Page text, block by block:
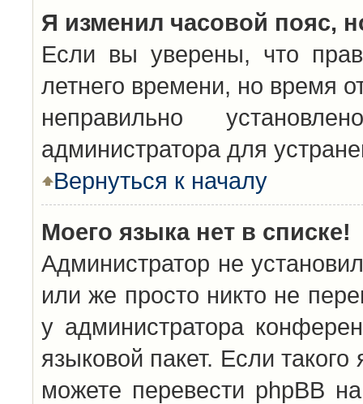
Я изменил часовой пояс,
Если вы уверены, что
летнего времени, но время
неправильно
администратора для
Вернуться к началу
Моего языка нет в списке!
Администратор не
или же просто никто не
у администратора
языковой пакет. Если
можете перевести phpBB